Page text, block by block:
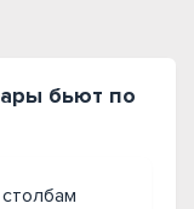
бьют по